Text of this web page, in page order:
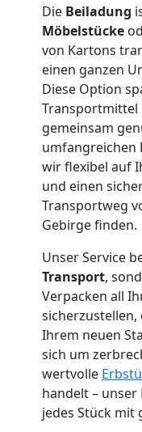
Die Beiladung
Möbelstücke
von Kartons
einen ganzen
Diese Option
Transportmittel
gemeinsam
umfangreichen
wir flexibel auf
und einen
Transportweg
Gebirge finden.
Unser Service
Transport,
Verpacken all
sicherzustellen,
Ihrem neuen
sich um
wertvolle
handelt –
jedes Stück
Umzug
für